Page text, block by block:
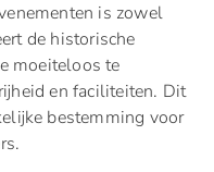
is zowel
de historische
moeiteloos te
en faciliteiten. Dit
bestemming voor